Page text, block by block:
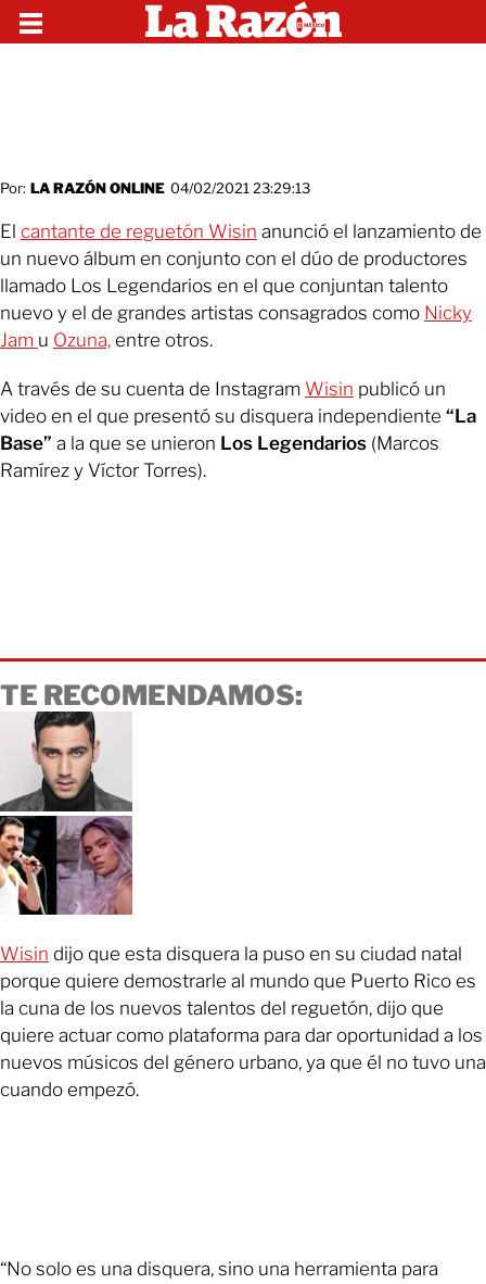
Por: LA RAZÓN ONLINE 04/02/2021 23:29:13
El cantante de reguetón Wisin anunció el lanzamiento de
un nuevo álbum en conjunto con el dúo de productores
llamado Los Legendarios en el que conjuntan talento
nuevo y el de grandes artistas consagrados como Nicky
Jam u Ozuna, entre otros.
A través de su cuenta de Instagram Wisin publicó un
video en el que presentó su disquera independiente “La
Base” a la que se unieron Los Legendarios (Marcos
Ramírez y Víctor Torres).
TE RECOMENDAMOS:
Wisin dijo que esta disquera la puso en su ciudad natal
porque quiere demostrarle al mundo que Puerto Rico es
la cuna de los nuevos talentos del reguetón, dijo que
quiere actuar como plataforma para dar oportunidad a los
nuevos músicos del género urbano, ya que él no tuvo una
cuando empezó.
“No solo es una disquera, sino una herramienta para